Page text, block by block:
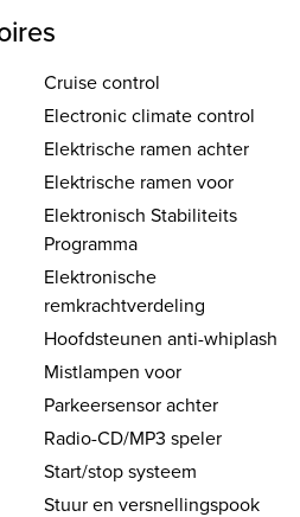
Cruise control
Electronic climate control
Elektrische ramen achter
Elektrische ramen voor
Elektronisch Stabiliteits
Programma
Elektronische
remkrachtverdeling
Hoofdsteunen anti-whiplash
Mistlampen voor
Parkeersensor achter
Radio-CD/MP3 speler
Start/stop systeem
Stuur en versnellingspook